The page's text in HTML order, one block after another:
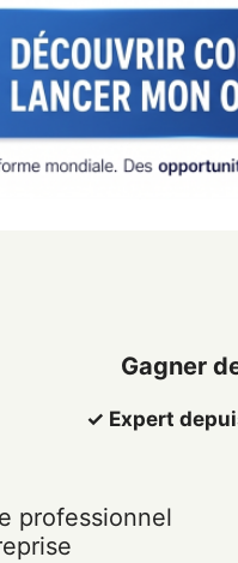
Gagner
✓ Expert
professionnel